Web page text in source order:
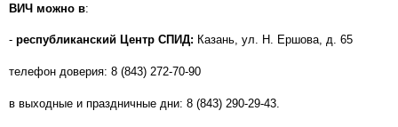
ВИЧ можно в:
- республиканский Центр СПИД: Казань, ул. Н. Ершова, д. 65
телефон доверия: 8 (843) 272-70-90
в выходные и праздничные дни: 8 (843) 290-29-43.